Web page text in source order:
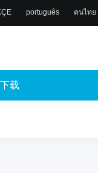
português คนไทย
载